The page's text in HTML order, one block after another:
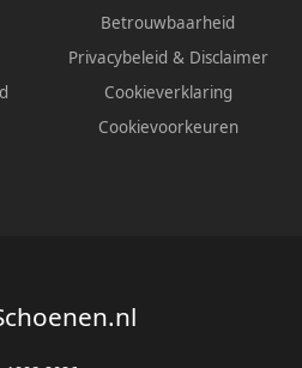
Betrouwbaarheid
Privacybeleid & Disclaimer
Cookieverklaring
Cookievoorkeuren